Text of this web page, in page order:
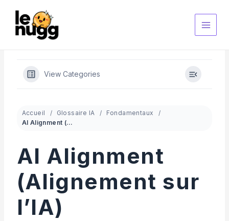
contenu
View Categories
Accueil Glossaire IA
Fondamentaux
AI Alignment (Alignement sur l’IA)
AI Alignment
(Alignement sur
l’IA)